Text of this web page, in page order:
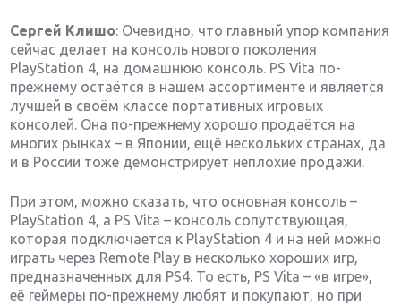
Сергей Клишо: Очевидно, что главный упор компания
сейчас делает на консоль нового поколения
PlayStation 4, на домашнюю консоль. PS Vita по-
прежнему остаётся в нашем ассортименте и является
лучшей в своём классе портативных игровых
консолей. Она по-прежнему хорошо продаётся на
многих рынках – в Японии, ещё нескольких странах, да
и в России тоже демонстрирует неплохие продажи.
При этом, можно сказать, что основная консоль –
PlayStation 4, а PS Vita – консоль сопутствующая,
которая подключается к PlayStation 4 и на ней можно
играть через Remote Play в несколько хороших игр,
предназначенных для PS4. То есть, PS Vita – «в игре»,
её геймеры по-прежнему любят и покупают, но при